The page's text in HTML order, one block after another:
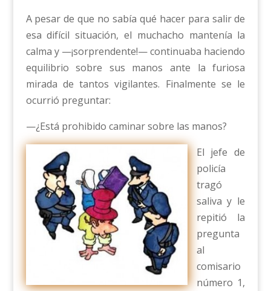
A pesar de que no sabía qué hacer para salir de
esa difícil situación, el muchacho mantenía la
calma y —¡sorprendente!— continuaba haciendo
equilibrio sobre sus manos ante la furiosa
mirada de tantos vigilantes. Finalmente se le
ocurrió preguntar:
—¿Está prohibido caminar sobre las manos?
El jefe de
policía
tragó
saliva y le
repitió la
pregunta
al
comisario
número 1,